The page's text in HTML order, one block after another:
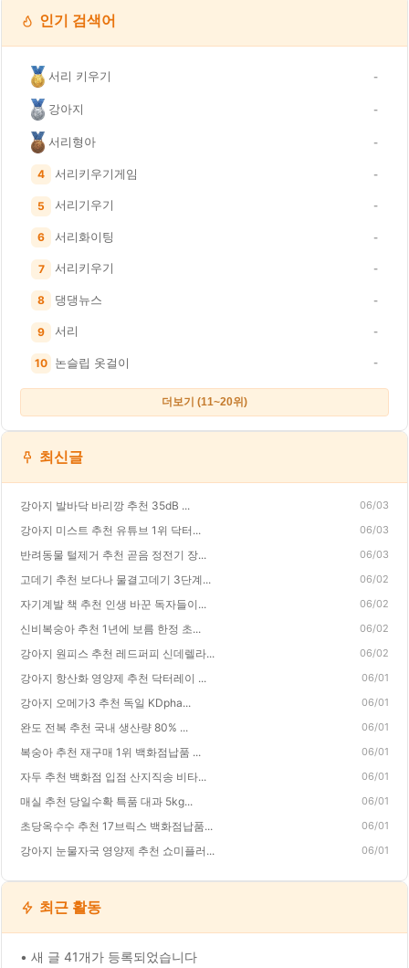
인기 검색어
서리 키우기 -
강아지 -
서리형아 -
4 서리키우기게임 -
5 서리기우기 -
6 서리화이팅 -
7 서리키우기 -
8 댕댕뉴스 -
9 서리 -
10 논슬립 옷걸이 -
더보기 (11~20위)
최신글
강아지 발바닥 바리깡 추천 35dB ... 06/03
강아지 미스트 추천 유튜브 1위 닥터... 06/03
반려동물 털제거 추천 곧음 정전기 장... 06/03
고데기 추천 보다나 물결고데기 3단계... 06/02
자기계발 책 추천 인생 바꾼 독자들이... 06/02
신비복숭아 추천 1년에 보름 한정 초... 06/02
강아지 원피스 추천 레드퍼피 신데렐라... 06/02
강아지 항산화 영양제 추천 닥터레이 ... 06/01
강아지 오메가3 추천 독일 KDpha... 06/01
완도 전복 추천 국내 생산량 80% ... 06/01
복숭아 추천 재구매 1위 백화점납품 ... 06/01
자두 추천 백화점 입점 산지직송 비타... 06/01
매실 추천 당일수확 특품 대과 5kg... 06/01
초당옥수수 추천 17브릭스 백화점납품... 06/01
강아지 눈물자국 영양제 추천 쇼미플러... 06/01
최근 활동
• 새 글 41개가 등록되었습니다